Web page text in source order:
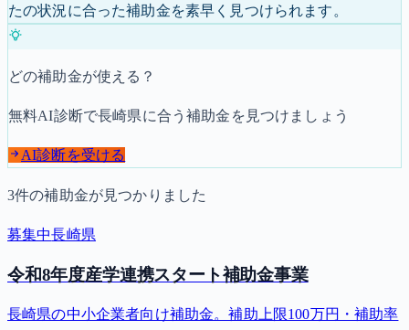
たの状況に合った補助金を素早く見つけられます。
どの補助金が使える？
無料AI診断で長崎県に合う補助金を見つけましょう
AI診断を受ける
3件の補助金が見つかりました
募集中長崎県
令和8年度産学連携スタート補助金事業
長崎県の中小企業者向け補助金。補助上限100万円・補助率